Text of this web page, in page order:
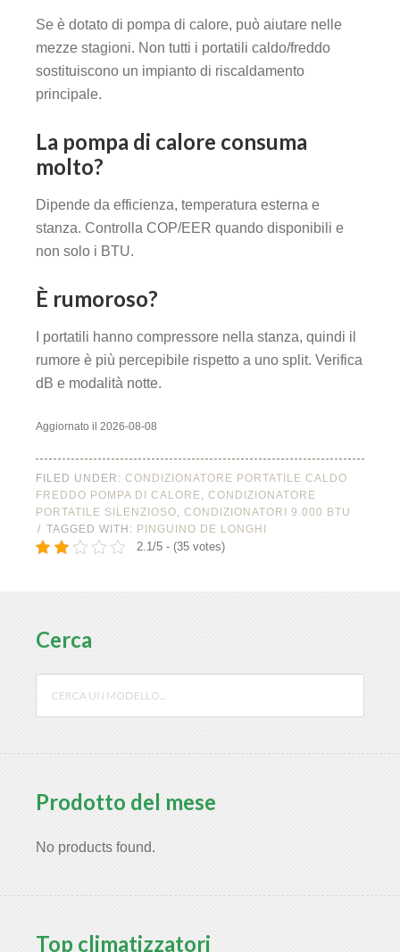
Se è dotato di pompa di calore, può aiutare nelle
mezze stagioni. Non tutti i portatili caldo/freddo
sostituiscono un impianto di riscaldamento
principale.
La pompa di calore consuma
molto?
Dipende da efficienza, temperatura esterna e
stanza. Controlla COP/EER quando disponibili e
non solo i BTU.
È rumoroso?
I portatili hanno compressore nella stanza, quindi il
rumore è più percepibile rispetto a uno split. Verifica
dB e modalità notte.
Aggiornato il 2026-08-08
FILED UNDER: CONDIZIONATORE PORTATILE CALDO
FREDDO POMPA DI CALORE
CONDIZIONATORE
PORTATILE SILENZIOSO
CONDIZIONATORI 9.000 BTU
TAGGED WITH: PINGUINO DE LONGHI
2.1/5 - (35 votes)
Cerca
Prodotto del mese
No products found.
Top climatizzatori